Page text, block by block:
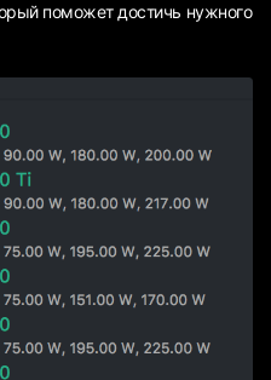
поможет достичь нужного